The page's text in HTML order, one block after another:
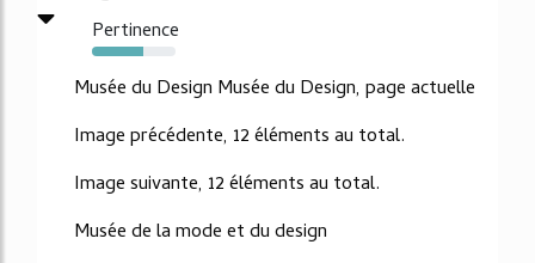
Pertinence
62%
Musée du Design Musée du Design, page actuelle
Image précédente, 12 éléments au total.
Image suivante, 12 éléments au total.
Musée de la mode et du design